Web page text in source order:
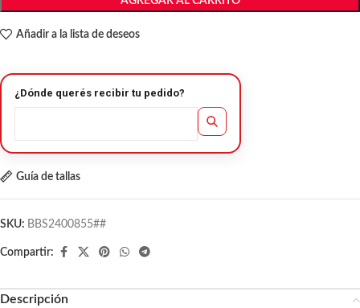
Añadir a la lista de deseos
¿Dónde querés recibir tu pedido?
Guía de tallas
SKU: BBS2400855##
Compartir:
Descripción